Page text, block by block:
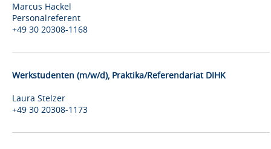
Marcus Hackel
Personalreferent
+49 30 20308-1168
Werkstudenten (m/w/d), Praktika/Referendariat DIHK
Laura Stelzer
+49 30 20308-1173